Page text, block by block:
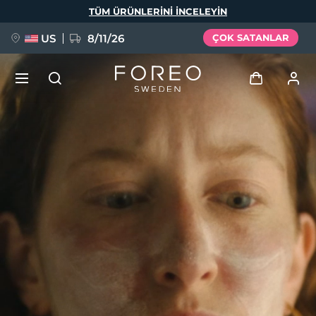
TÜM ÜRÜNLERINI INCELEYIN
US 8/11/26 ÇOK SATANLAR
Giriş
Kullanici profi̇li̇
Cihazlarım
Siparişlerim
Adresim
Aboneliklerim
FAQ™ Pure Beauty-Tech Elixir
BREAKING NEWS
issa™ Teeth Whitening Set
Dil Seçimi
Deutsch
Español
Português
繁體中文